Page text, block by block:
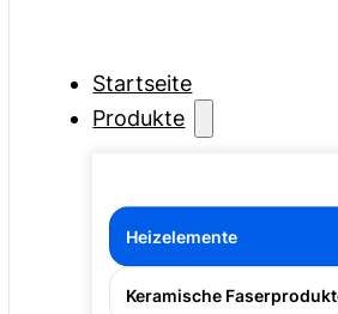
Startseite
Produkte
Heizelemente
Keramische